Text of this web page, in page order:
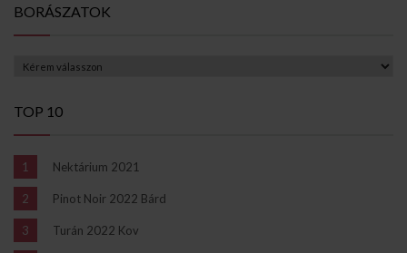
BORÁSZATOK
TOP 10
Nektárium 2021
Pinot Noir 2022 Bárd
Turán 2022 Kov